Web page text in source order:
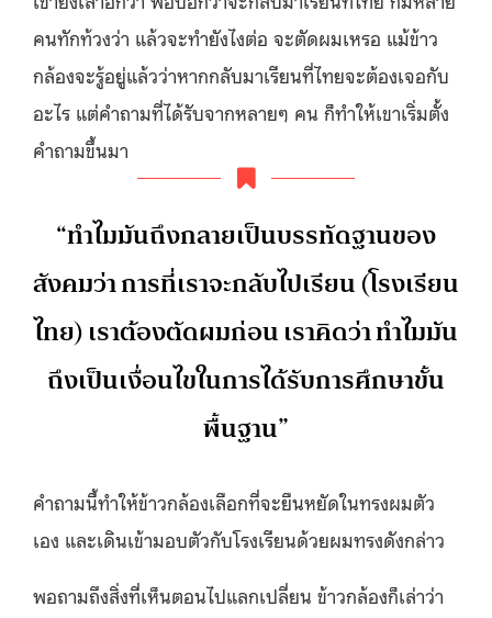
คนทักท้วงว่า แล้วจะทำยังไงต่อ จะตัดผมเหรอ แม้ข้าว
กล้องจะรู้อยู่แล้วว่าหากกลับมาเรียนที่ไทยจะต้องเจอกับ
อะไร แต่คำถามที่ได้รับจากหลายๆ คน ก็ทำให้เขาเริ่มตั้ง
คำถามขึ้นมา
“ทำไมมันถึงกลายเป็นบรรทัดฐานของ
สังคมว่า การที่เราจะกลับไปเรียน (โรงเรียน
ไทย) เราต้องตัดผมก่อน เราคิดว่า ทำไมมัน
ถึงเป็นเงื่อนไขในการได้รับการศึกษาขั้น
พื้นฐาน”
คำถามนี้ทำให้ข้าวกล้องเลือกที่จะยืนหยัดในทรงผมตัว
เอง และเดินเข้ามอบตัวกับโรงเรียนด้วยผมทรงดังกล่าว
พอถามถึงสิ่งที่เห็นตอนไปแลกเปลี่ยน ข้าวกล้องก็เล่าว่า